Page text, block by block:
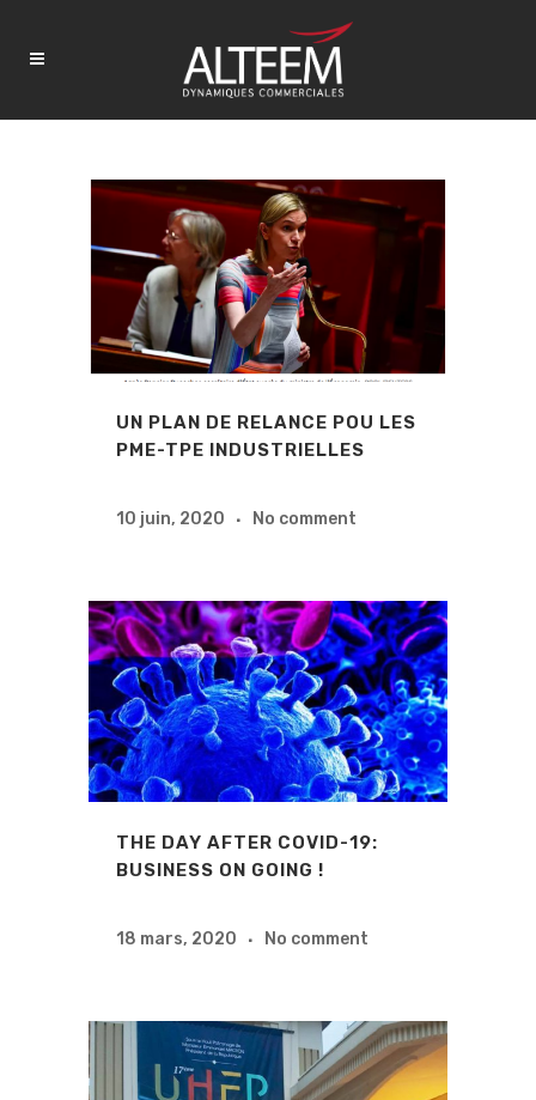
UN PLAN DE RELANCE POU LES
PME-TPE INDUSTRIELLES
10 juin, 2020 No comment
THE DAY AFTER COVID-19:
BUSINESS ON GOING !
18 mars, 2020 No comment